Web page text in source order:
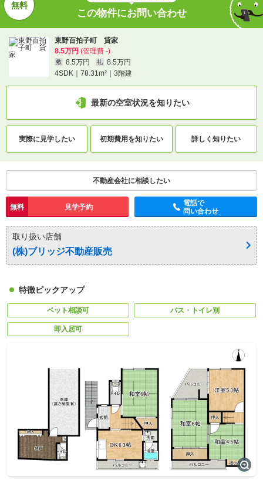
この物件にお問い合わせ
東野百拍子町 貸家
8.5万円 (管理費 -)
敷 8.5万円 礼
8.5万円
4SDK｜78.31m²｜3階建
最新の空室状況を知りたい
実際に見学したい 初期費用を知りたい 詳しく知りたい
不動産会社に相談したい
無料 見学予約
電話で
問い合わせ
取り扱い店舗
(株)ブリッジ不動産販売
特徴ピックアップ
ペット相談可 バス・トイレ別
即入居可